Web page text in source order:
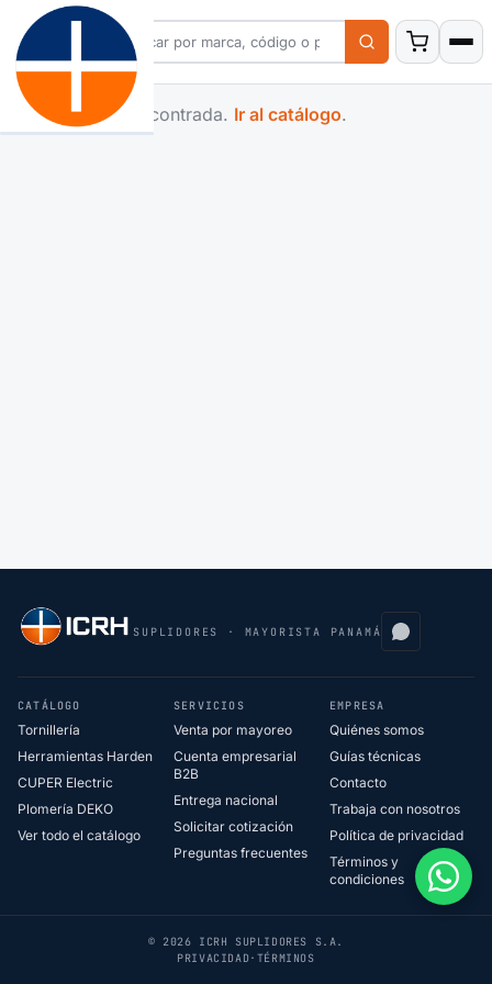
Familia no encontrada. Ir al catálogo.
SUPLIDORES · MAYORISTA PANAMÁ
CATÁLOGO
Tornillería
Herramientas Harden
CUPER Electric
Plomería DEKO
Ver todo el catálogo
SERVICIOS
Venta por mayoreo
Cuenta empresarial
B2B
Entrega nacional
Solicitar cotización
Preguntas frecuentes
EMPRESA
Quiénes somos
Guías técnicas
Contacto
Trabaja con nosotros
Política de privacidad
Términos y
condiciones
© 2026 ICRH SUPLIDORES S.A.
PRIVACIDAD · TÉRMINOS